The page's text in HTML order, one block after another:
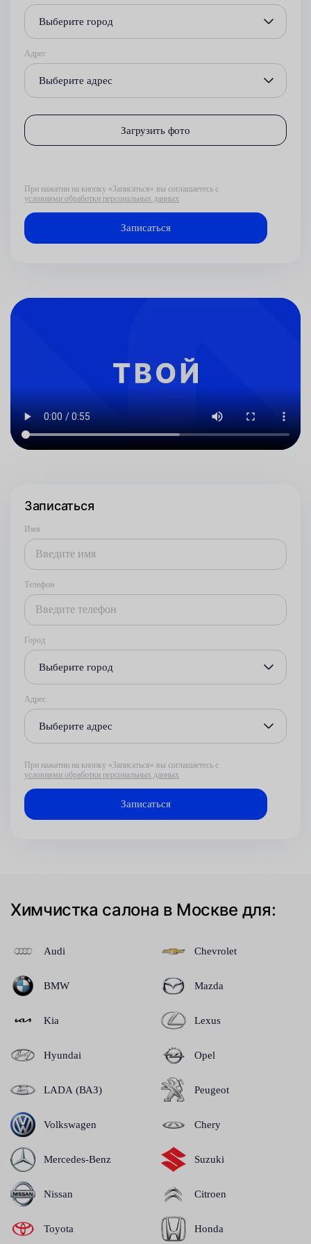
Выберите город
Адрес
Выберите адрес
Загрузить фото
При нажатии на кнопку «Записаться» вы соглашаетесь с
условиями обработки персональных данных
Записаться
Имя
Телефон
Город
Выберите город
Адрес
Выберите адрес
При нажатии на кнопку «Записаться» вы соглашаетесь с
условиями обработки персональных данных
Химчистка салона в Москве для:
Audi
BMW
Kia
Hyundai
LADA (ВАЗ)
Volkswagen
Mercedes-Benz
Nissan
Toyota
Chevrolet
Mazda
Lexus
Opel
Peugeot
Chery
Suzuki
Citroen
Honda